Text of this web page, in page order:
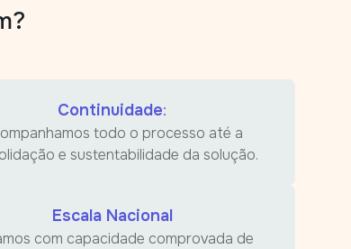
Continuidade:
todo o processo até a
e sustentabilidade da solução.
Escala Nacional
com capacidade comprovada de